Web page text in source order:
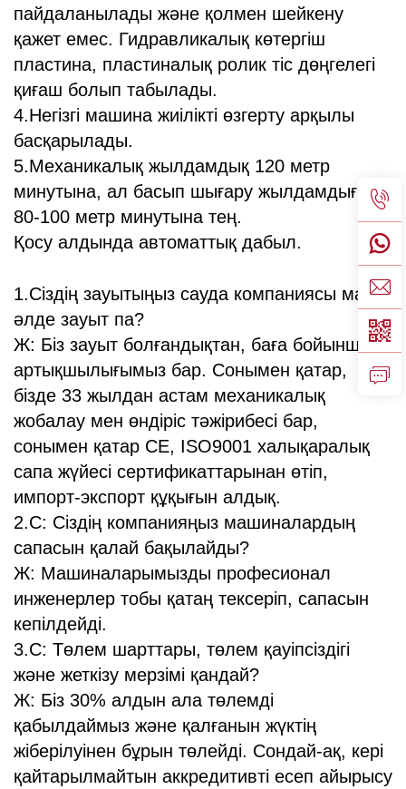
пайдаланылады және қолмен шейкену
қажет емес. Гидравликалық көтергіш
пластина, пластиналық ролик тіс дөңгелегі
қиғаш болып табылады.
4.Негізгі машина жиілікті өзгерту арқылы
басқарылады.
5.Механикалық жылдамдық 120 метр
минутына, ал басып шығару жылдамдығы
80-100 метр минутына тең.
Қосу алдында автоматтық дабыл.
1.Сіздің зауытыңыз сауда компаниясы ма,
әлде зауыт па?
Ж: Біз зауыт болғандықтан, баға бойынша
артықшылығымыз бар. Сонымен қатар,
бізде 33 жылдан астам механикалық
жобалау мен өндіріс тәжірибесі бар,
сонымен қатар CE, ISO9001 халықаралық
сапа жүйесі сертификаттарынан өтіп,
импорт-экспорт құқығын алдық.
2.С: Сіздің компанияңыз машиналардың
сапасын қалай бақылайды?
Ж: Машиналарымызды професионал
инженерлер тобы қатаң тексеріп, сапасын
кепілдейді.
3.С: Төлем шарттары, төлем қауіпсіздігі
және жеткізу мерзімі қандай?
Ж: Біз 30% алдын ала төлемді
қабылдаймыз және қалғанын жүктің
жіберілуінен бұрын төлейді. Сондай-ақ, кері
қайтарылмайтын аккредитивті есеп айырысу